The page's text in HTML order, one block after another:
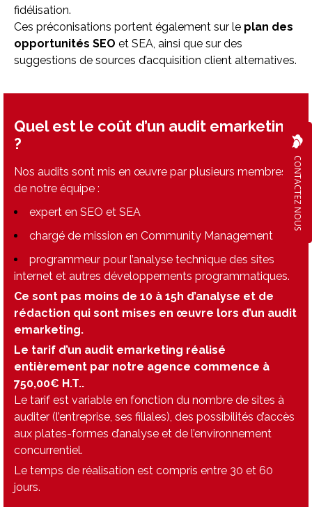
fidélisation.
Ces préconisations portent également sur le plan des
opportunités SEO et SEA, ainsi que sur des
suggestions de sources d’acquisition client alternatives.
Quel est le coût d’un audit emarketing
?
Nos audits sont mis en œuvre par plusieurs membres
de notre équipe :
expert en SEO et SEA
chargé de mission en Community Management
programmeur pour l’analyse technique des sites
internet et autres développements programmatiques.
Ce sont pas moins de 10 à 15h d’analyse et de
rédaction qui sont mises en œuvre lors d’un audit
emarketing.
Le tarif d’un audit emarketing réalisé
entièrement par notre agence commence à
750,00€ H.T..
Le tarif est variable en fonction du nombre de sites à
auditer (l’entreprise, ses filiales), des possibilités d’accès
aux plates-formes d’analyse et de l’environnement
concurrentiel.
Le temps de réalisation est compris entre 30 et 60
jours.
CONTACTEZ NOUS